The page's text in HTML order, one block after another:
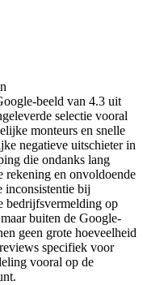
beeld van 4.3 uit
selectie vooral
monteurs en snelle
negatieve uitschieter in
die ondanks lang
rekening en onvoldoende
inconsistentie bij
bedrijfsvermelding op
buiten de Google-
geen grote hoeveelheid
specifiek voor
vooral op de